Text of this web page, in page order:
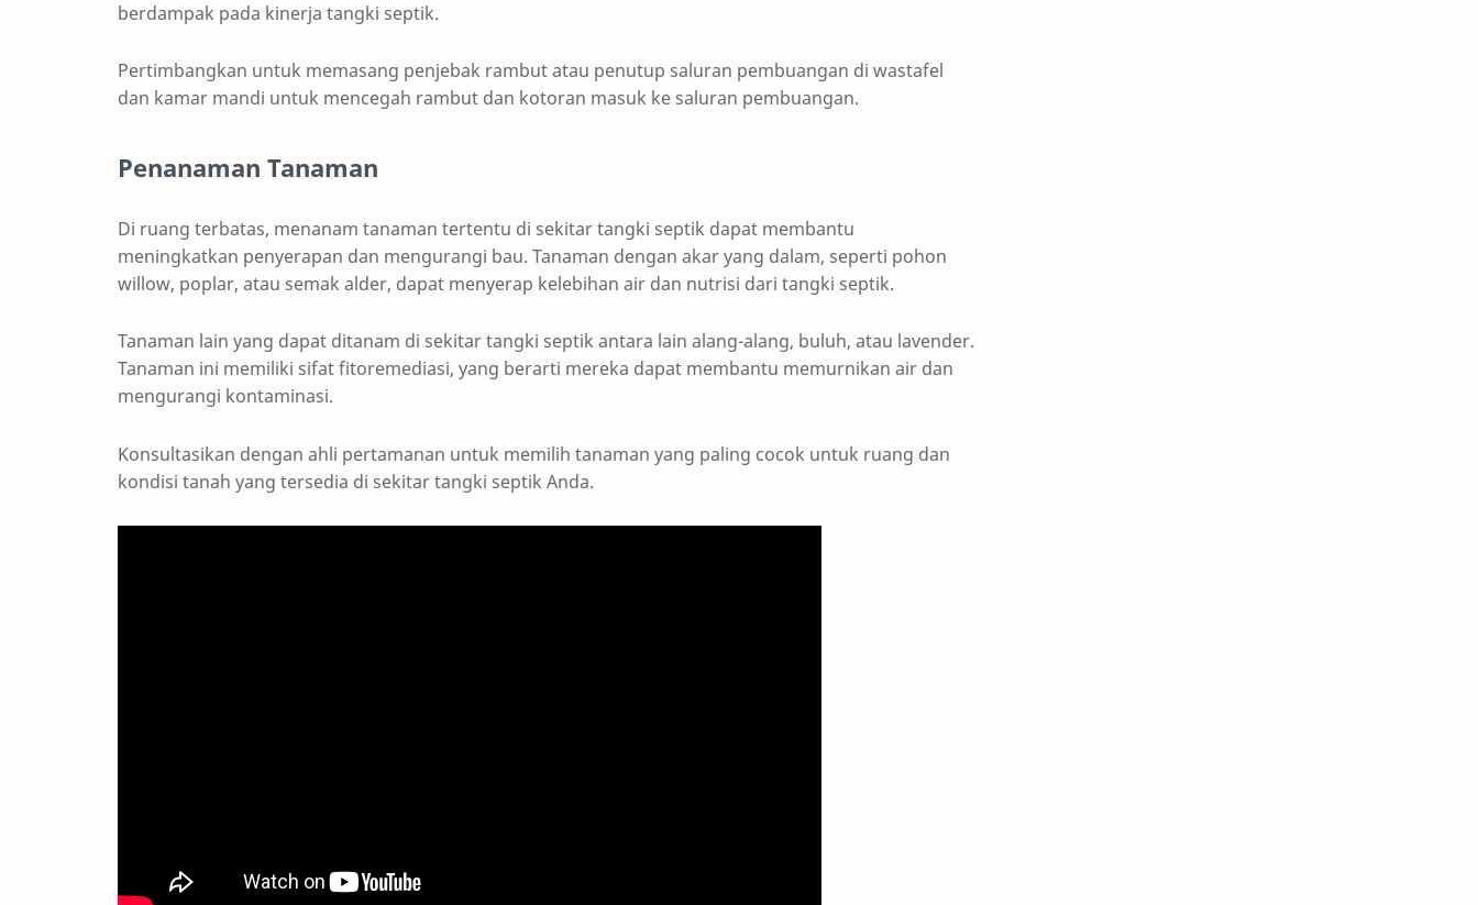
berdampak pada kinerja tangki septik.
Pertimbangkan untuk memasang penjebak rambut atau penutup saluran pembuangan di wastafel
dan kamar mandi untuk mencegah rambut dan kotoran masuk ke saluran pembuangan.
Penanaman Tanaman
Di ruang terbatas, menanam tanaman tertentu di sekitar tangki septik dapat membantu
meningkatkan penyerapan dan mengurangi bau. Tanaman dengan akar yang dalam, seperti pohon
willow, poplar, atau semak alder, dapat menyerap kelebihan air dan nutrisi dari tangki septik.
Tanaman lain yang dapat ditanam di sekitar tangki septik antara lain alang-alang, buluh, atau lavender.
Tanaman ini memiliki sifat fitoremediasi, yang berarti mereka dapat membantu memurnikan air dan
mengurangi kontaminasi.
Konsultasikan dengan ahli pertamanan untuk memilih tanaman yang paling cocok untuk ruang dan
kondisi tanah yang tersedia di sekitar tangki septik Anda.